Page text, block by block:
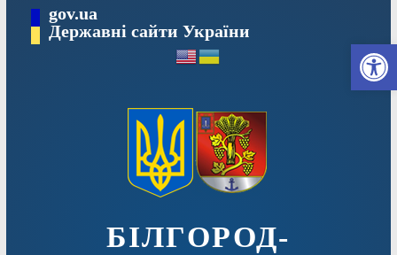
вмісту
gov.ua
Державні сайти України
БІЛГОРОД-